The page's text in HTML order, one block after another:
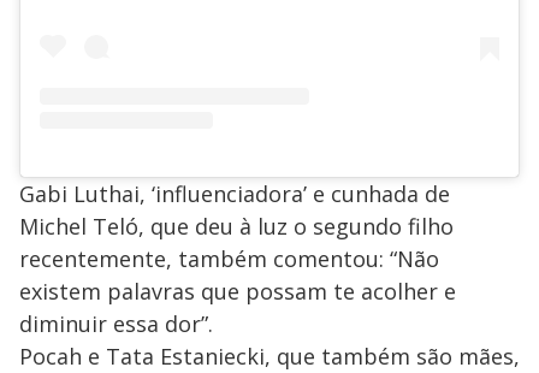
Gabi Luthai, ‘influenciadora’ e cunhada de
Michel Teló, que deu à luz o segundo filho
recentemente, também comentou: “Não
existem palavras que possam te acolher e
diminuir essa dor”.
Pocah e Tata Estaniecki, que também são mães,